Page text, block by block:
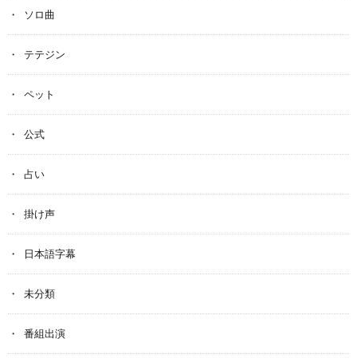
ソロ曲
テテジン
ペット
公式
占い
掛け声
日本語字幕
未分類
番組出演